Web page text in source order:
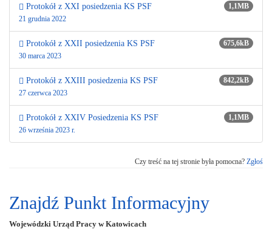
1,1MB
Protokół z XXI posiedzenia KS PSF
21 grudnia 2022
675,6kB
Protokół z XXII posiedzenia KS PSF
30 marca 2023
842,2kB
Protokół z XXIII posiedzenia KS PSF
27 czerwca 2023
1,1MB
Protokół z XXIV Posiedzenia KS PSF
26 września 2023 r.
Czy treść na tej stronie była pomocna? Zgłoś
Znajdź Punkt Informacyjny
Wojewódzki Urząd Pracy w Katowicach